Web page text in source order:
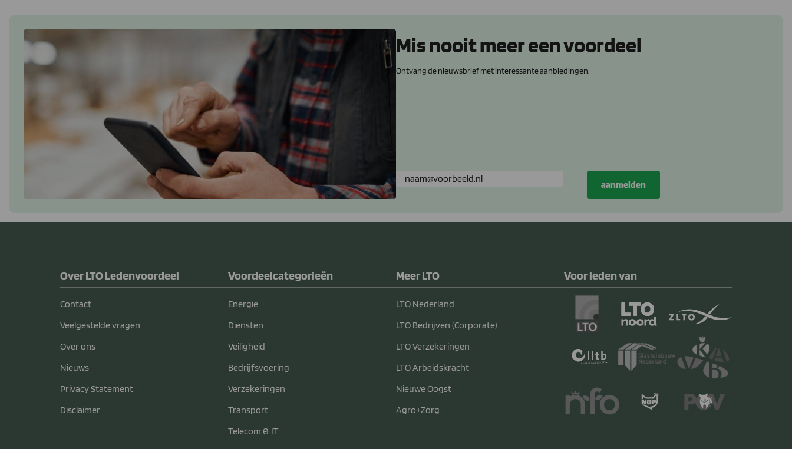
Mis nooit meer een voordeel
Ontvang de nieuwsbrief met interessante aanbiedingen.
Over LTO Ledenvoordeel
Contact
Veelgestelde vragen
Over ons
Nieuws
Privacy Statement
Disclaimer
Voordeelcategorieën
Energie
Diensten
Veiligheid
Bedrijfsvoering
Verzekeringen
Transport
Telecom & IT
Meer LTO
LTO Nederland
LTO Bedrijven (Corporate)
LTO Verzekeringen
LTO Arbeidskracht
Nieuwe Oogst
Agro+Zorg
Voor leden van